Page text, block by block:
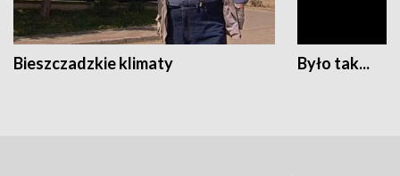
Bieszczadzkie klimaty Było tak...